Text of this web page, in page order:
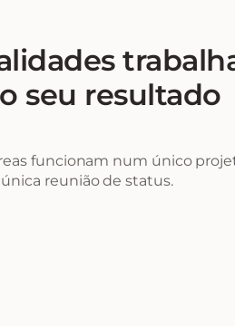
seu resultado
funcionam num único
reunião de status.